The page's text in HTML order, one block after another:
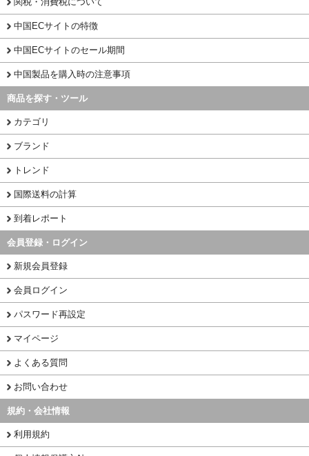
中国ECサイトの特徴
中国ECサイトのセール期間
中国製品を購入時の注意事項
商品を探す・ツール
カテゴリ
ブランド
トレンド
国際送料の計算
到着レポート
会員登録・ログイン
新規会員登録
会員ログイン
パスワード再設定
マイページ
よくある質問
お問い合わせ
規約・会社情報
利用規約